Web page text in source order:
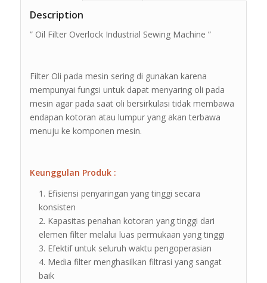
Description
” Oil Filter Overlock Industrial Sewing Machine ”
Filter Oli pada mesin sering di gunakan karena
mempunyai fungsi untuk dapat menyaring oli pada
mesin agar pada saat oli bersirkulasi tidak membawa
endapan kotoran atau lumpur yang akan terbawa
menuju ke komponen mesin.
Keunggulan Produk :
Efisiensi penyaringan yang tinggi secara
konsisten
Kapasitas penahan kotoran yang tinggi dari
elemen filter melalui luas permukaan yang tinggi
Efektif untuk seluruh waktu pengoperasian
Media filter menghasilkan filtrasi yang sangat
baik